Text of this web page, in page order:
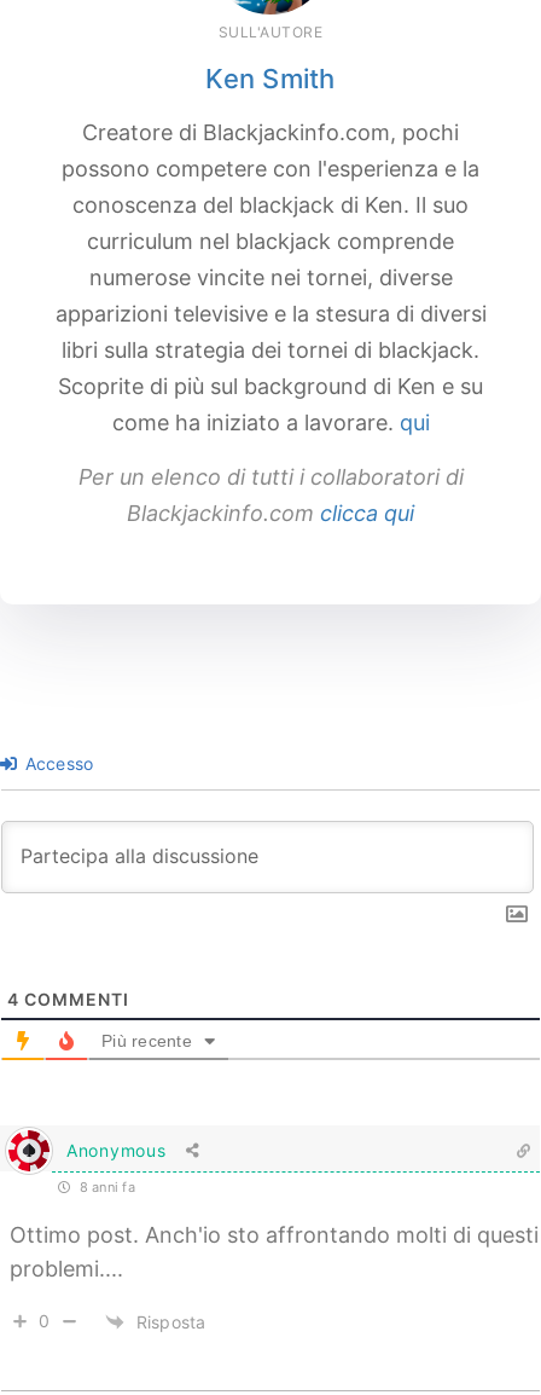
SULL'AUTORE
Ken Smith
Creatore di Blackjackinfo.com, pochi
possono competere con l'esperienza e la
conoscenza del blackjack di Ken. Il suo
curriculum nel blackjack comprende
numerose vincite nei tornei, diverse
apparizioni televisive e la stesura di diversi
libri sulla strategia dei tornei di blackjack.
Scoprite di più sul background di Ken e su
come ha iniziato a lavorare. qui
Per un elenco di tutti i collaboratori di
Blackjackinfo.com clicca qui
Accesso
4 COMMENTI
Più recente
Anonymous
8 anni fa
Ottimo post. Anch'io sto affrontando molti di questi
problemi....
0 Risposta